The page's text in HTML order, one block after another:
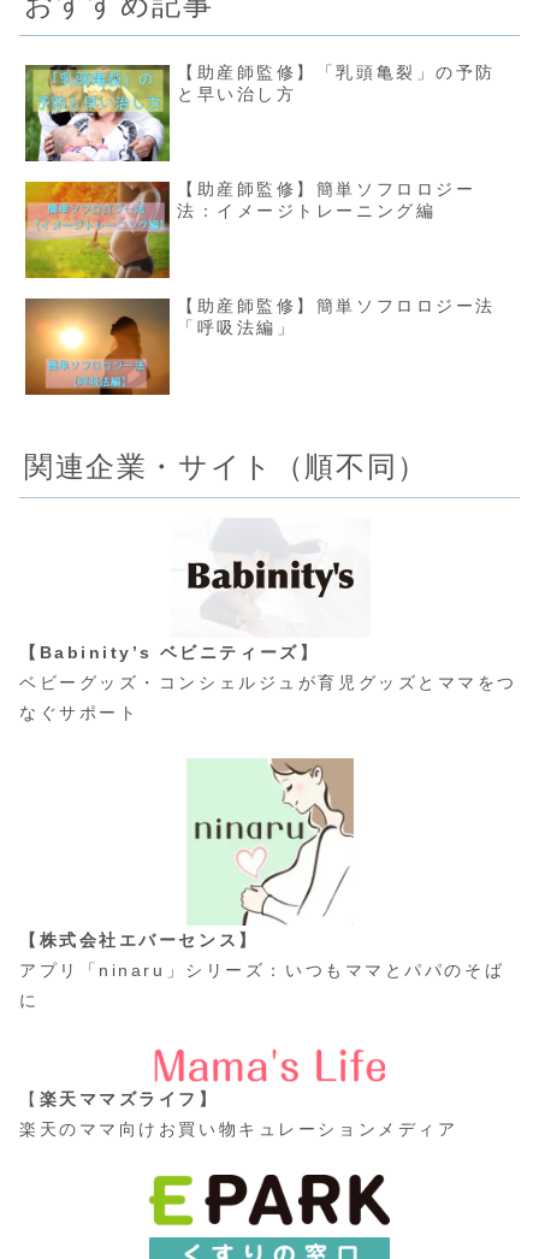
【助産師監修】「乳頭亀裂」の予防
と早い治し方
【助産師監修】簡単ソフロロジー
法：イメージトレーニング編
【助産師監修】簡単ソフロロジー法
「呼吸法編」
関連企業・サイト（順不同）
【Babinity’s ベビニティーズ】
ベビーグッズ・コンシェルジュが育児グッズとママをつ
なぐサポート
【株式会社エバーセンス】
アプリ「ninaru」シリーズ：いつもママとパパのそば
に
【 楽天ママズライフ】
楽天のママ向けお買い物キュレーションメディア